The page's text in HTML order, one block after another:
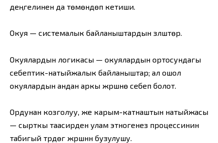
деңгелинен да төмөндөп кетиши.
Окуя — системалык байланыштардын үзүлүштөрү.
Окуялардын логикасы — окуялардын ортосундагы
себептик-натыйжалык байланыштар; ал ошол
окуялардын андан аркы жүрүшүнө себеп болот.
Ордунан козголуу, же карым-катнаштын натыйжасы
— сырткы таасирден улам этногенез процессинин
табигый түрдөгү жүрүшүнүн бузулушу.